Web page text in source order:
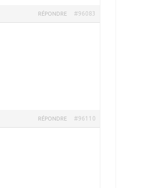
#96083
RÉPONDRE
#96110
RÉPONDRE